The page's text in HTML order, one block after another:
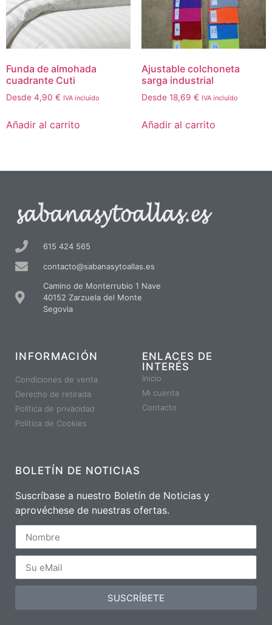
Funda de almohada
cuadrante Cuti
Desde 4,90 € IVA incluído
Añadir al carrito
Ajustable colchoneta
sarga industrial
Desde 18,69 € IVA incluído
Añadir al carrito
615 424 565
contacto@sabanasytoallas.es
Camino de Monterrubio 1 Nave
40152 Zarzuela del Monte
Segovia
INFORMACIÓN
Condiciones de venta
Derecho de retirada
Política de privacidad
Política de Cookies
ENLACES DE
INTERÉS
Inicio
Mi cuenta
Contacto
BOLETÍN DE NOTICIAS
Suscríbase a nuestro Boletín de Noticias y
aprovéchese de nuestras ofertas.
SUSCRÍBETE